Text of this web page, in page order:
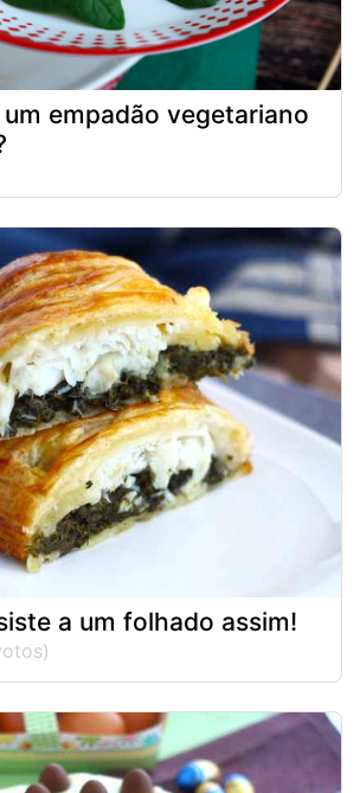
empadão vegetariano
a um folhado assim!